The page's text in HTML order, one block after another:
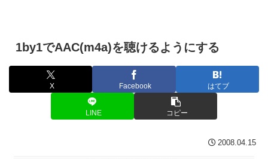
1by1でAAC(m4a)を聴けるようにする
X Facebook はてブ
LINE コピー
2008.04.15